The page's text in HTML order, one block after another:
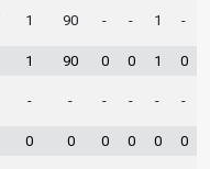
1 90 - - 1 -
1 90 0 0 1 0
- - - - - -
0 0 0 0 0 0